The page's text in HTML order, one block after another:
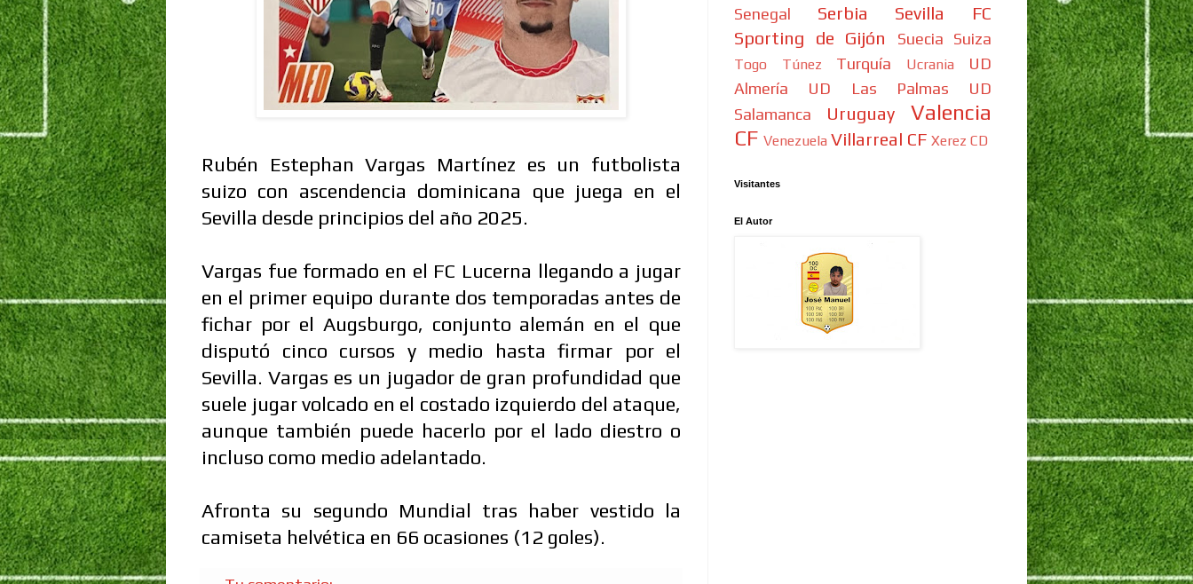
Rubén Estephan Vargas Martínez es un futbolista
suizo con ascendencia dominicana que juega en el
Sevilla desde principios del año 2025.
Vargas fue formado en el FC Lucerna llegando a jugar
en el primer equipo durante dos temporadas antes de
fichar por el Augsburgo, conjunto alemán en el que
disputó cinco cursos y medio hasta firmar por el
Sevilla. Vargas es un jugador de gran profundidad que
suele jugar volcado en el costado izquierdo del ataque,
aunque también puede hacerlo por el lado diestro o
incluso como medio adelantado.
Afronta su segundo Mundial tras haber vestido la
camiseta helvética en 66 ocasiones (12 goles).
Senegal Serbia
Sevilla FC
Sporting de Gijón
Suecia Suiza
Togo Túnez Turquía Ucrania
UD
Almería
UD Las Palmas
UD
Salamanca
Uruguay
Valencia
CF Venezuela Villarreal CF Xerez CD
Visitantes
El Autor